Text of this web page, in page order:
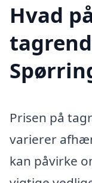
Hvad
Prisen på
varierer
kan påvirke